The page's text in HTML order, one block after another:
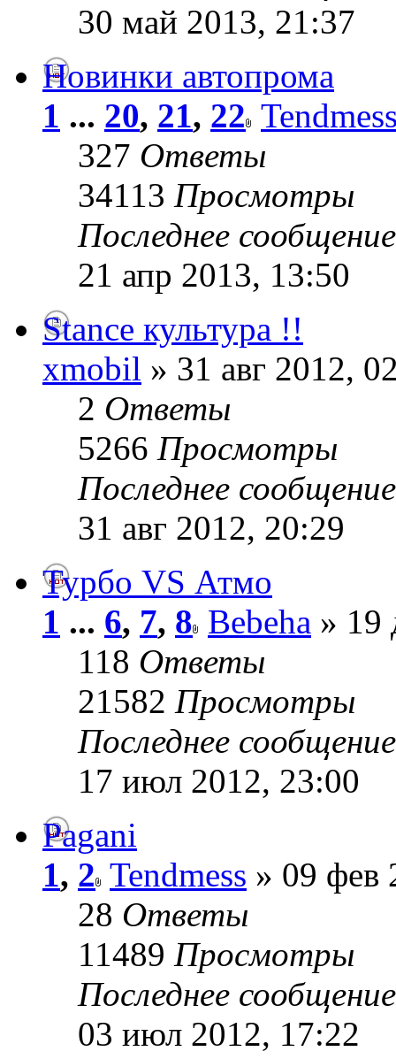
30 май 2013, 21:37
Новинки автопрома
1 ... 20, 21, 22
327 Ответы
34113 Просмотры
Последнее
21 апр 2013, 13:50
Stance культура !!
xmobil » 31 авг 2012,
2 Ответы
5266 Просмотры
Последнее
31 авг 2012, 20:29
Турбо VS Атмо
1 ... 6, 7, 8 Bebeha » 19
118 Ответы
21582 Просмотры
Последнее
17 июл 2012, 23:00
Pagani
1, 2 Tendmess » 09 фев
28 Ответы
11489 Просмотры
Последнее
03 июл 2012, 17:22